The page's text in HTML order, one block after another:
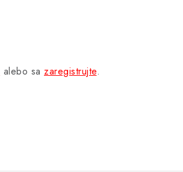
alebo sa zaregistrujte.